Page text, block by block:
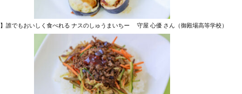
】誰でもおいしく食べれる ナスのしゅうまいちー 守屋 心優 さん（御殿場高等学校）